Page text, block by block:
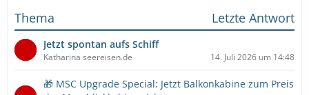
Thema
Letzte Antwort
Jetzt spontan aufs Schiff
Katharina seereisen.de 14. Juli 2026 um 14:48
🎁 MSC Upgrade Special: Jetzt Balkonkabine zum Preis